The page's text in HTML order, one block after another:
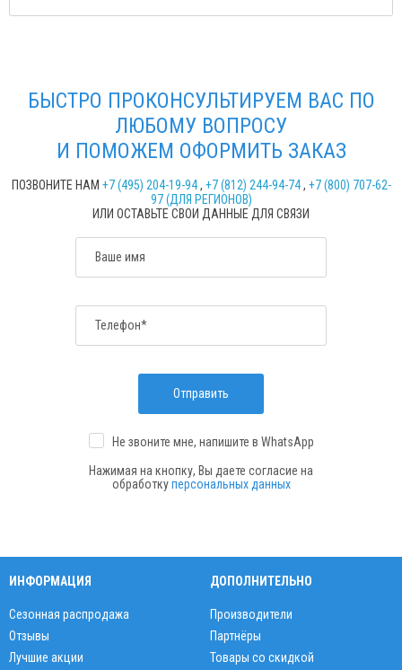
БЫСТРО ПРОКОНСУЛЬТИРУЕМ ВАС ПО
ЛЮБОМУ ВОПРОСУ
И ПОМОЖЕМ ОФОРМИТЬ ЗАКАЗ
ПОЗВОНИТЕ НАМ +7 (495) 204-19-94, +7 (812) 244-94-74, +7 (800) 707-62-
97 (ДЛЯ РЕГИОНОВ)
ИЛИ ОСТАВЬТЕ СВОИ ДАННЫЕ ДЛЯ СВЯЗИ
Ваше имя
Телефон*
Отправить
Не звоните мне, напишите в WhatsApp
Нажимая на кнопку, Вы даете согласие на
обработкуперсональных данных
ИНФОРМАЦИЯ
Сезонная распродажа
Отзывы
Лучшие акции
ДОПОЛНИТЕЛЬНО
Производители
Партнёры
Товары со скидкой